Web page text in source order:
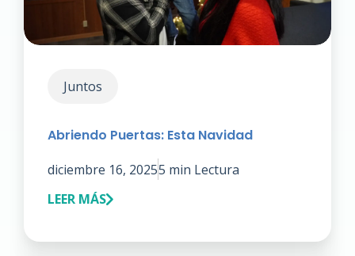
Juntos
Abriendo Puertas: Esta Navidad
diciembre 16, 20255 min Lectura
LEER MÁS